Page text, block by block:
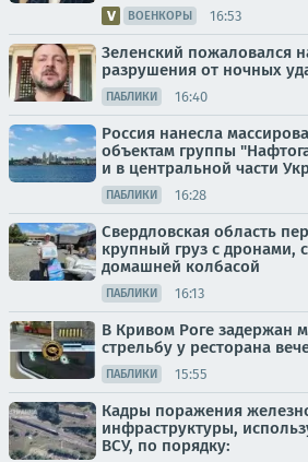
ВОЕНКОРЫ 16:53
Зеленский пожаловался
разрушения от ночных
ПАБЛИКИ 16:40
Россия нанесла
объектам группы
и в центральной части
ПАБЛИКИ 16:28
Свердловская область
крупный груз с дронами,
домашней колбасой
ПАБЛИКИ 16:13
В Кривом Роге задержан
стрельбу у ресторана
ПАБЛИКИ 15:55
Кадры поражения
инфраструктуры,
ВСУ, по порядку: